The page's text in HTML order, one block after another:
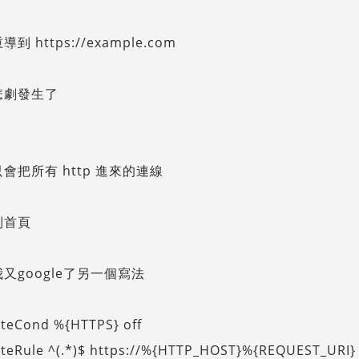
導到 https://example.com
發生了
會把所有 http 進來的連線
首頁
又google了另一個寫法
%{HTTPS} off
^(.*)$ https://%{HTTP_HOST}%{REQUEST_URI}